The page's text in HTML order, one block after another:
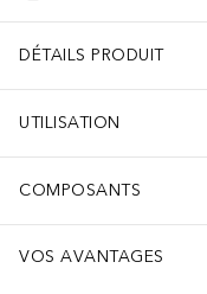
DÉTAILS PRODUIT
UTILISATION
COMPOSANTS
VOS AVANTAGES